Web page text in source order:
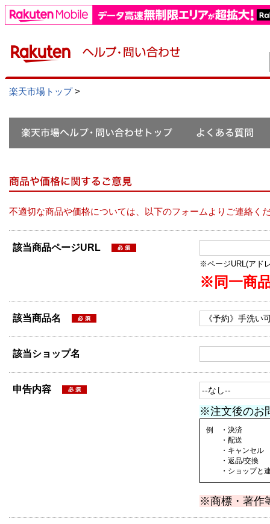
楽天市場トップ>
不適切な商品や価格については、以下のフォームよりご連絡く
該当商品ページURL
※ページURL(アド
※同一商
該当商品名
該当ショップ名
申告内容
※注文後のお
例 ・決済
・配送
・キャンセル
・返品/交換
・ショップと連
※商標・著作